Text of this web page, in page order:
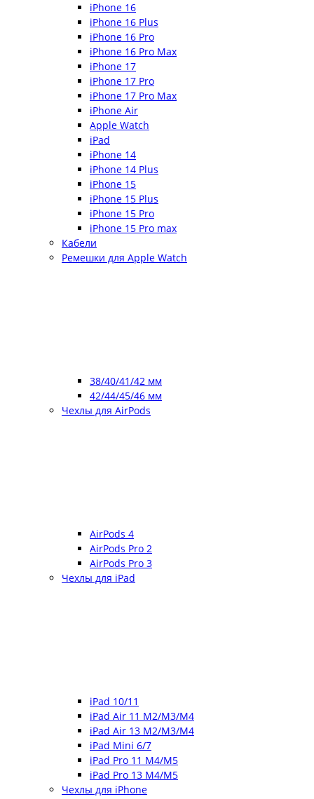
iPhone 16
iPhone 16 Plus
iPhone 16 Pro
iPhone 16 Pro Max
iPhone 17
iPhone 17 Pro
iPhone 17 Pro Max
iPhone Air
Apple Watch
iPad
iPhone 14
iPhone 14 Plus
iPhone 15
iPhone 15 Plus
iPhone 15 Pro
iPhone 15 Pro max
Кабели
Ремешки для Apple Watch
38/40/41/42 мм
42/44/45/46 мм
Чехлы для AirPods
AirPods 4
AirPods Pro 2
AirPods Pro 3
Чехлы для iPad
iPad 10/11
iPad Air 11 M2/M3/M4
iPad Air 13 M2/M3/M4
iPad Mini 6/7
iPad Pro 11 M4/M5
iPad Pro 13 M4/M5
Чехлы для iPhone